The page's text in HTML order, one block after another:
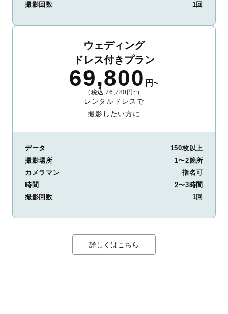
撮影回数
1回
ウェディング
ドレス付きプラン
69,800 円~
（税込 76,780円~）
レンタルドレスで
撮影したい方に
データ
150枚以上
撮影場所
1〜2箇所
カメラマン
指名可
時間
2〜3時間
撮影回数
1回
詳しくはこちら